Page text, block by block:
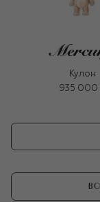
Кулон
935 000